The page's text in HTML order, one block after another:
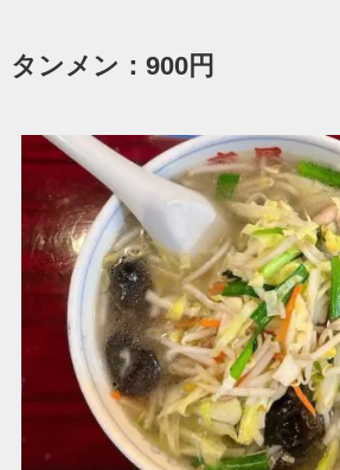
タンメン：900円